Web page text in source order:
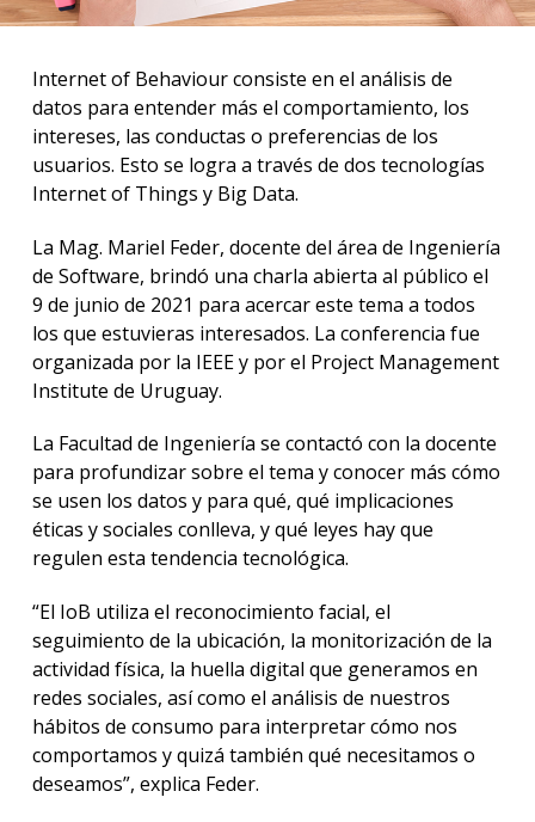
Internet of Behaviour consiste en el análisis de
datos para entender más el comportamiento, los
intereses, las conductas o preferencias de los
usuarios. Esto se logra a través de dos tecnologías
Internet of Things y Big Data.
La Mag. Mariel Feder, docente del área de Ingeniería
de Software, brindó una charla abierta al público el
9 de junio de 2021 para acercar este tema a todos
los que estuvieras interesados. La conferencia fue
organizada por la IEEE y por el Project Management
Institute de Uruguay.
La Facultad de Ingeniería se contactó con la docente
para profundizar sobre el tema y conocer más cómo
se usen los datos y para qué, qué implicaciones
éticas y sociales conlleva, y qué leyes hay que
regulen esta tendencia tecnológica.
“El IoB utiliza el reconocimiento facial, el
seguimiento de la ubicación, la monitorización de la
actividad física, la huella digital que generamos en
redes sociales, así como el análisis de nuestros
hábitos de consumo para interpretar cómo nos
comportamos y quizá también qué necesitamos o
deseamos”, explica Feder.